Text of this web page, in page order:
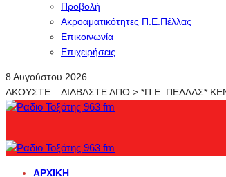
Προβολή
Ακροαματικότητες Π.Ε.Πέλλας
Επικοινωνία
Επιχειρήσεις
8 Αυγούστου 2026
ΑΚΟΥΣΤΕ – ΔΙΑΒΑΣΤΕ ΑΠΟ > *Π.Ε. ΠΕΛΛΑΣ*
ΑΡΧΙΚΉ